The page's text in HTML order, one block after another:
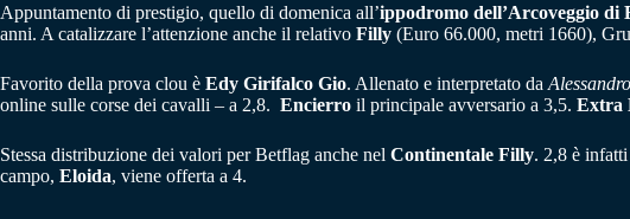
Appuntamento di prestigio, quello di domenica all’ippodromo dell’Arcoveggio di
anni. A catalizzare l’attenzione anche il relativo Filly (Euro 66.000, metri 1660),
Favorito della prova clou è Edy Girifalco Gio. Allenato e interpretato da
online sulle corse dei cavalli – a 2,8. Encierro il principale avversario a 3,5. Extra
Stessa distribuzione dei valori per Betflag anche nel Continentale Filly. 2,8 è
campo, Eloida, viene offerta a 4.